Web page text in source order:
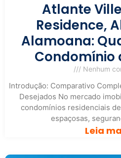
Atlante
Residence,
Alamoana:
Condomínio
Nenhum
Introdução: Comparativo
Desejados No mercado
condomínios residenciais
espaçosas,
Leia